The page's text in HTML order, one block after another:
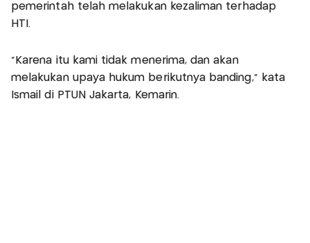
pemerintah telah melakukan kezaliman terhadap
HTI.
"Karena itu kami tidak menerima, dan akan
melakukan upaya hukum berikutnya banding," kata
Ismail di PTUN Jakarta, Kemarin.